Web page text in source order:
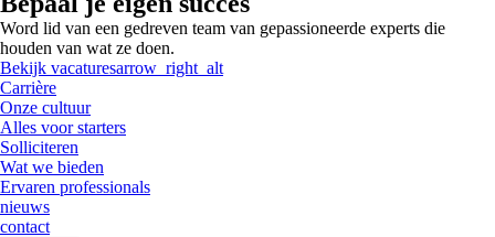
Word lid van een gedreven team van gepassioneerde experts die
houden van wat ze doen.
Bekijk vacaturesarrow_right_alt
Carrière
Onze cultuur
Alles voor starters
Solliciteren
Wat we bieden
Ervaren professionals
nieuws
contact